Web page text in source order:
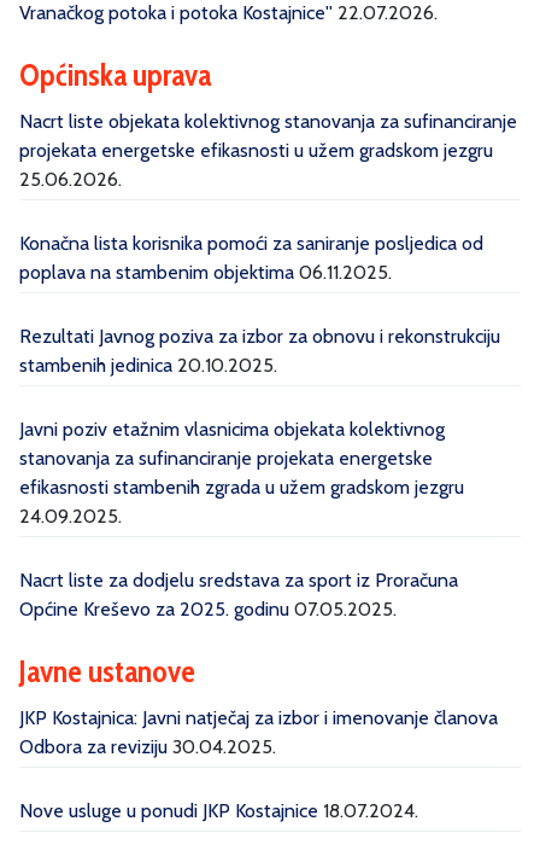
Vranačkog potoka i potoka Kostajnice'' 22.07.2026.
Općinska uprava
Nacrt liste objekata kolektivnog stanovanja za sufinanciranje
projekata energetske efikasnosti u užem gradskom jezgru
25.06.2026.
Konačna lista korisnika pomoći za saniranje posljedica od
poplava na stambenim objektima 06.11.2025.
Rezultati Javnog poziva za izbor za obnovu i rekonstrukciju
stambenih jedinica 20.10.2025.
Javni poziv etažnim vlasnicima objekata kolektivnog
stanovanja za sufinanciranje projekata energetske
efikasnosti stambenih zgrada u užem gradskom jezgru
24.09.2025.
Nacrt liste za dodjelu sredstava za sport iz Proračuna
Općine Kreševo za 2025. godinu 07.05.2025.
Javne ustanove
JKP Kostajnica: Javni natječaj za izbor i imenovanje članova
Odbora za reviziju 30.04.2025.
Nove usluge u ponudi JKP Kostajnice 18.07.2024.